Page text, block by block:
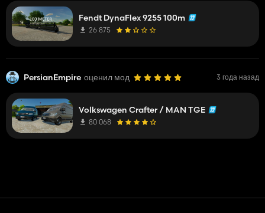
Fendt DynaFlex 9255 100m
26 875
PersianEmpire оценил мод 3 года назад
Volkswagen Crafter / MAN TGE
80 068